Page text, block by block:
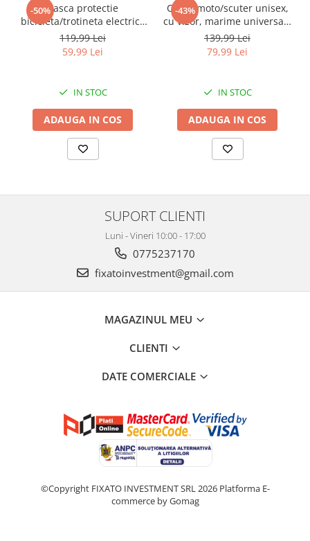
-50%Casca protectie
bicicleta/trotineta electrica
FIXATO, Unisex, cu viziera
detasabila, usoara si
aerodinamica, marime
Neagra
119,99 Lei
59,99 Lei
IN STOC
ADAUGA IN COS
-43%
Casca moto/scuter unisex,
cu vizor, marime universala
55-60cm, gri, FIXATO
139,99 Lei
79,99 Lei
IN STOC
ADAUGA IN COS
SUPORT CLIENTI
Luni - Vineri 10:00 - 17:00
0775237170
fixatoinvestment@gmail.com
MAGAZINUL MEU
CLIENTI
DATE COMERCIALE
©Copyright FIXATO INVESTMENT SRL 2026 Platforma E-
commerce by Gomag